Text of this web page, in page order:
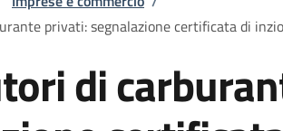
privati: segnalazione certificata di
di